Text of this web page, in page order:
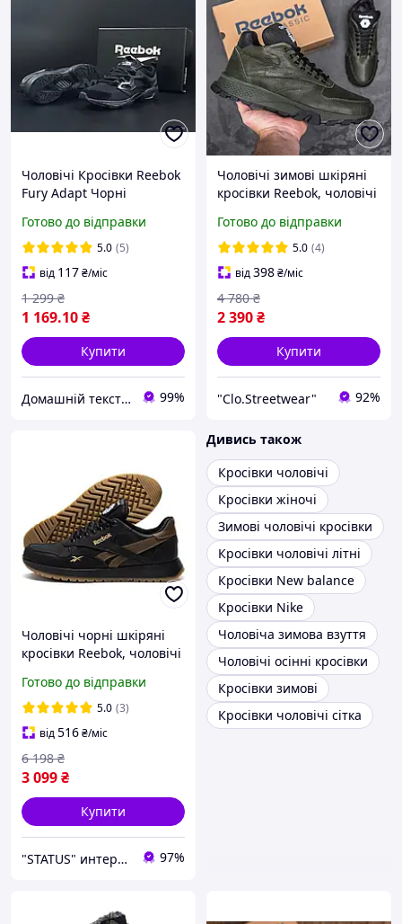
Чоловічі Кросівки Reebok
Fury Adapt Чорні
Готово до відправки
5.0 (5)
від 117₴/міс
1 169.10₴
1 299 ₴
Купити
Домашній текстиль UA 99%
Чоловічі зимові шкіряні
кросівки Reebok, чоловічі
на хутрі, чоловічі шкіряні
кросівки Рібок
Готово до відправки
5.0 (4)
від398₴/міс
2 390₴
4 780 ₴
Купити
"Clo.Streetwear" 92%
Чоловічі чорні шкіряні
кросівки Reebok, чоловічі
чоловіче шкіряне взуття
Рибок
Готово до відправки
5.0 (3)
від516₴/міс
3 099₴
6 198 ₴
Купити
"STATUS" интернет магазин мужской и женской обуви 97%
Дивись також
Кросівки чоловічі
Кросівки жіночі
Зимові чоловічі кросівки
Кросівки чоловічі літні
Кросівки New balance
Кросівки Nike
Чоловіча зимова взуття
Чоловічі осінні кросівки
Кросівки зимові
Кросівки чоловічі сітка